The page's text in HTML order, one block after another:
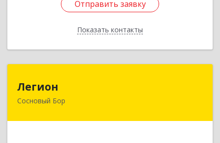
Отправить заявку
Показать контакты
Отправить заявку
Назад
Легион
Сосновый Бор
188544, Ленинградская обл, Сосновый Бор г,